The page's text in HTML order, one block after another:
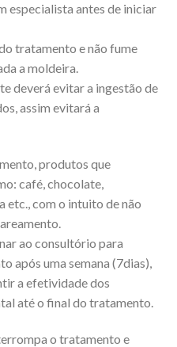
especialista antes de iniciar
tratamento e não fume
a moldeira.
deverá evitar a ingestão de
assim evitará a
produtos que
café, chocolate,
etc., com o intuito de não
ao consultório para
após uma semana (7dias),
a efetividade dos
até o final do tratamento.
o tratamento e